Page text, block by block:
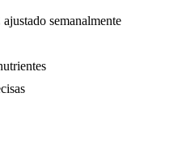
semanalmente